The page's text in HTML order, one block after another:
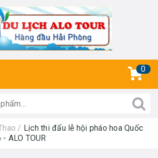
0
/ Lịch thi đấu lễ hội pháo hoa Quốc
ALO TOUR